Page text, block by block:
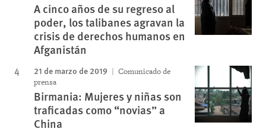
A cinco años de su regreso al
poder, los talibanes agravan la
crisis de derechos humanos en
Afganistán
21 de marzo de 2019
Comunicado de
prensa
Birmania: Mujeres y niñas son
traficadas como “novias” a
China